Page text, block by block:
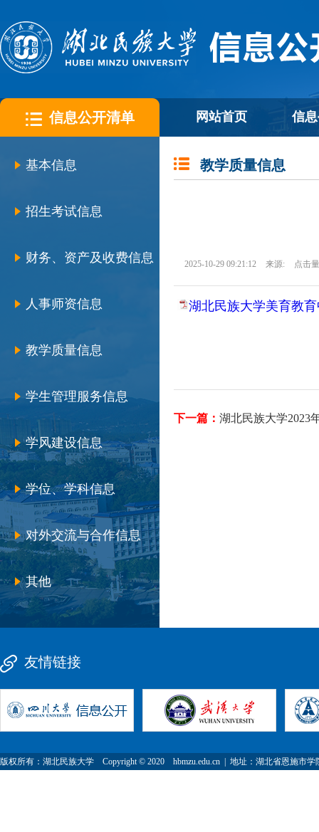
信息公开清单 网站首页 信
基本信息
招生考试信息
财务、资产及收费信息
人事师资信息
教学质量信息
学生管理服务信息
学风建设信息
学位、学科信息
对外交流与合作信息
其他
教学质量信息
2025-10-29 09:21:12 来源: 点击
湖北民族大学美育教
下一篇： 湖北民族大学2023
友情链接
版权所有：湖北民族大学 Copyright © 2020 hbmzu.edu.cn | 地址：湖北省恩施